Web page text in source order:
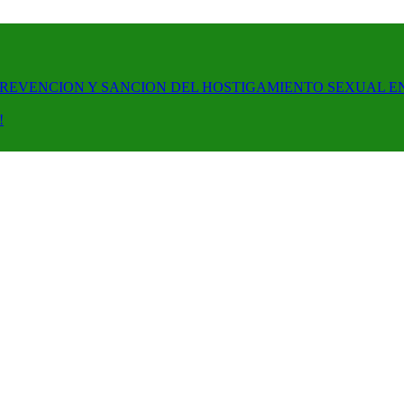
Y SANCION DEL HOSTIGAMIENTO SEXUAL